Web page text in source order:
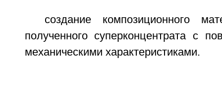
создание композиционного
полученного суперконцентрата с
механическими характеристиками.